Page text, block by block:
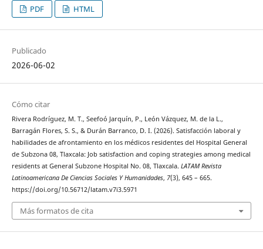
PDF HTML
Publicado
2026-06-02
Cómo citar
Rivera Rodríguez, M. T., Seefoó Jarquín, P., León Vázquez, M. de la L.,
Barragán Flores, S. S., & Durán Barranco, D. I. (2026). Satisfacción laboral y
habilidades de afrontamiento en los médicos residentes del Hospital General
de Subzona 08, Tlaxcala: Job satisfaction and coping strategies among medical
residents at General Subzone Hospital No. 08, Tlaxcala. LATAM Revista
Latinoamericana De Ciencias Sociales Y Humanidades, 7(3), 645 – 665.
https://doi.org/10.56712/latam.v7i3.5971
Más formatos de cita